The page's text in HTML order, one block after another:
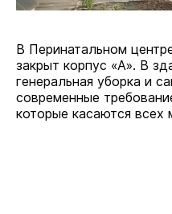
В Перинатальном
закрыт корпус «А». В
генеральная уборка и
современные
которые касаются всех